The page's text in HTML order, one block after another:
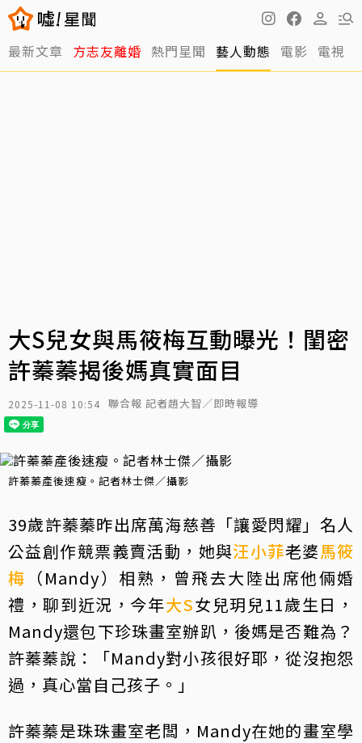
最新文章 方志友離婚 熱門星聞 藝人動態 電影 電視
大S兒女與馬筱梅互動曝光！閨密
許蓁蓁揭後媽真實面目
2025-11-08 10:54 聯合報 記者趙大智／即時報導
許蓁蓁產後速瘦。記者林士傑／攝影
39歲許蓁蓁昨出席萬海慈善「讓愛閃耀」名人
公益創作競票義賣活動，她與汪小菲老婆馬筱
梅 （Mandy）相熟，曾飛去大陸出席他倆婚
禮，聊到近況，今年大S女兒玥兒11歲生日，
Mandy還包下珍珠畫室辦趴，後媽是否難為？
許蓁蓁說：「Mandy對小孩很好耶，從沒抱怨
過，真心當自己孩子。」
許蓁蓁是珠珠畫室老闆，Mandy在她的畫室學